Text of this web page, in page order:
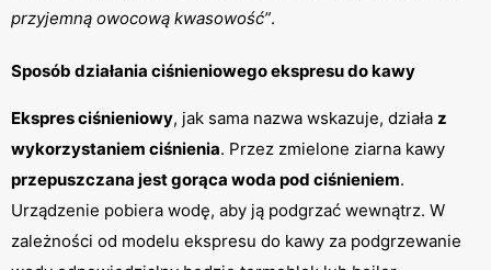
przyjemną owocową kwasowość”.
Sposób działania ciśnieniowego ekspresu do kawy
Ekspres ciśnieniowy, jak sama nazwa wskazuje, działa z
wykorzystaniem ciśnienia
przepuszczana jest gorąca woda pod ciśnieniem.
Urządzenie pobiera wodę, aby ją podgrzać wewnątrz. W
zależności od modelu ekspresu do kawy za podgrzewanie